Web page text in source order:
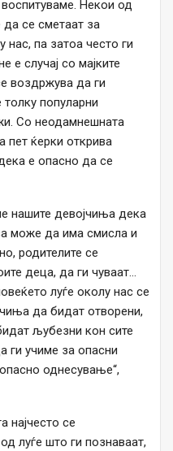
Некои од
се сметаат за
нас, па затоа често ги
е случај со мајките
воздржува да ги
популарни
Со неодамнешната
пет ќерки открива
е опасно да се
нашите девојчиња дека
може да има смисла и
родителите се
деца, да ги чуваат…
луѓе околу нас се
да бидат отворени,
љубезни кон сите
ги учиме за опасни
однесување“,
најчесто се
луѓе што ги познаваат,